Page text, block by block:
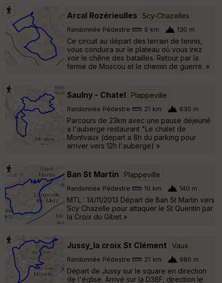
Arcal Rozérieulles Scy-Chazelles
Randonnée Pédestre 9 km 130 m
Ce circuit au départ des terrain de tennis,
vous conduira sur le plateau où vous irez
voir le chêne des batailles. Retour par la
ferme de Moscou et le chemin de guerre. »
Saulny - Chatel Plappeville
Randonnée Pédestre 21 km 630 m
Parcours de 23km avec une pause déjeuné
a l'auberge restaurant "Le chalet de
Montvaux (depart a 8h du parking pour
arriver vers 12h l'auberge) »
Ban St Martin Plappeville
Randonnée Pédestre 10 km 140 m
MTL : 14/11/2013 Départ de Ban St Martin vers
Scy Chazelle pour attaquer le St Quentin par
la Croix du Gibet »
Jussy_la croix St Clément Vaux
Randonnée Pédestre 21 km 980 m
Départ de Jussy sur le square en direction
de l'église. Arrivé sur la D38F, direction le